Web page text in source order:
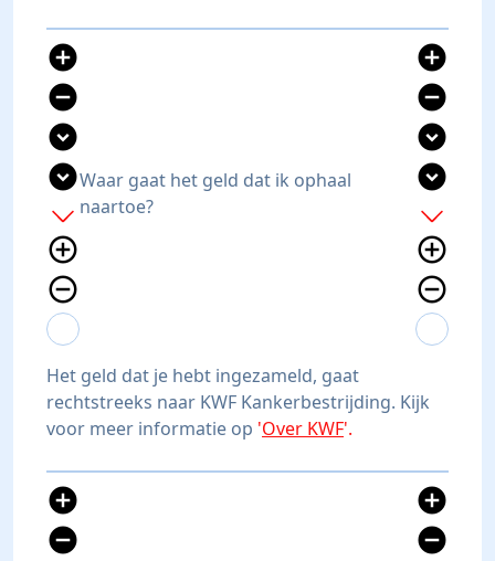
add_circle
remove_circle
expand_circle_down
expand_circle_down
add
add_circle_outline
remove_circle_outline
expand_more
expand_less
Waar gaat het geld dat ik ophaal
naartoe?
add_circle
remove_circle
expand_circle_down
expand_circle_down
add
add_circle_outline
remove_circle_outline
expand_more
expand_less
Het geld dat je hebt ingezameld, gaat
rechtstreeks naar KWF Kankerbestrijding. Kijk
voor meer informatie op 'Over KWF'.
add_circle
remove_circle
add_circle
remove_circle